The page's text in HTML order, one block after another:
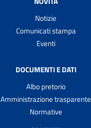
Notizie
Comunicati stampa
Eventi
DOCUMENTI E DATI
Albo pretorio
Amministrazione trasparente
Normative